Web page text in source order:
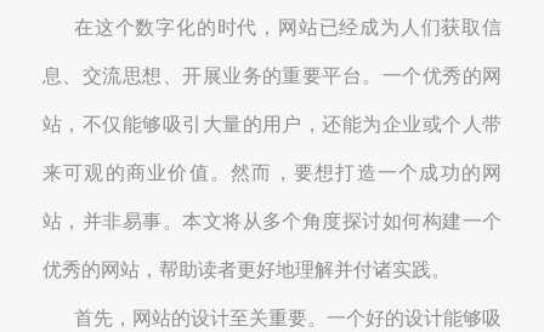
在这个数字化的时代，网站已经成为人们获取信
息、交流思想、开展业务的重要平台。一个优秀的网
站，不仅能够吸引大量的用户，还能为企业或个人带
来可观的商业价值。然而，要想打造一个成功的网
站，并非易事。本文将从多个角度探讨如何构建一个
优秀的网站，帮助读者更好地理解并付诸实践。
首先，网站的设计至关重要。一个好的设计能够吸